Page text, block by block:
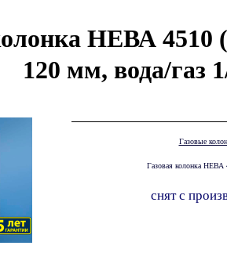
НЕВА 4510
120 мм, вода/газ
Газовые
Газовая колонка НЕВА
снят с